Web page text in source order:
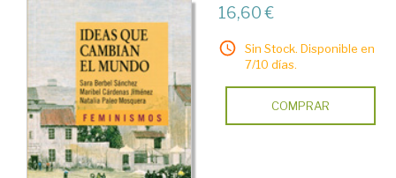
16,60 €
Sin Stock. Disponible en
7/10 días.
COMPRAR